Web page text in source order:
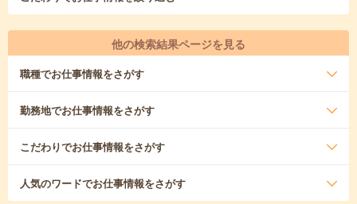
他の検索結果ページを見る
職種でお仕事情報をさがす
勤務地でお仕事情報をさがす
こだわりでお仕事情報をさがす
人気のワードでお仕事情報をさがす